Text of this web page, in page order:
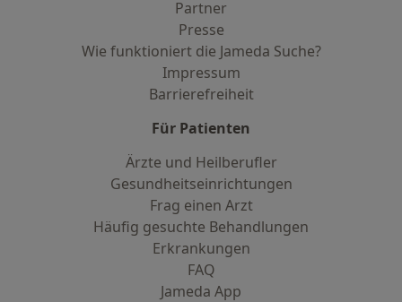
Partner
Presse
Wie funktioniert die Jameda Suche?
Impressum
Barrierefreiheit
Für Patienten
Ärzte und Heilberufler
Gesundheitseinrichtungen
Frag einen Arzt
Häufig gesuchte Behandlungen
Erkrankungen
FAQ
Jameda App